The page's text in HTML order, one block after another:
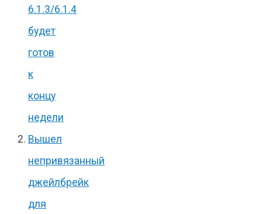
6.1.3/6.1.4
будет
готов
к
концу
недели
Вышел
непривязанный
джейлбрейк
для